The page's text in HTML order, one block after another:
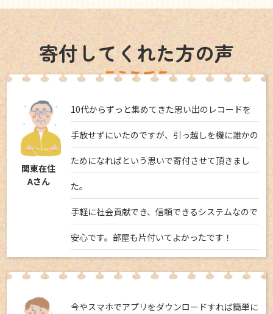
寄付してくれた方の声
関東在住
Aさん
10代からずっと集めてきた思い出のレコードを
手放せずにいたのですが、引っ越しを機に誰かの
ためになればという思いで寄付させて頂きまし
た。
手軽に社会貢献でき、信頼できるシステムなので
安心です。部屋も片付いてよかったです！
今やスマホでアプリをダウンロードすれば簡単に